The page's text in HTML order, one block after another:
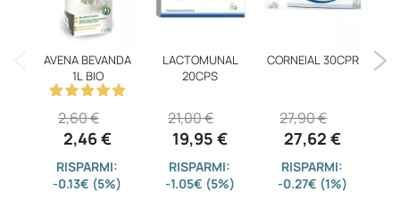
AVENA BEVANDA
1L BIO
2,46 €
2,60 €
RISPARMI:
-0.13€ (5%)
LACTOMUNAL
20CPS
19,95 €
21,00 €
RISPARMI:
-1.05€ (5%)
CORNEIAL 30CPR
27,62 €
27,90 €
RISPARMI:
-0.27€ (1%)